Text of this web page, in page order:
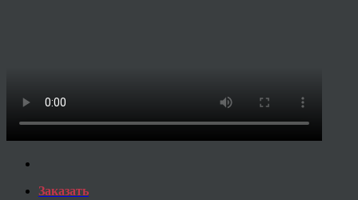
Заказать